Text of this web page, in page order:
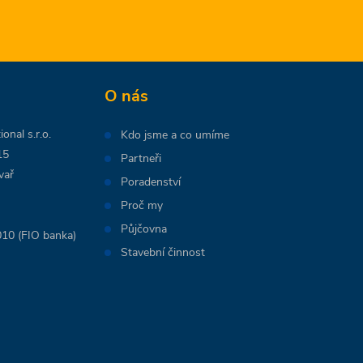
s.r.o.
(FIO banka)
O nás
Kdo jsme a co umíme
Partneři
Poradenství
Proč my
Půjčovna
Stavební činnost